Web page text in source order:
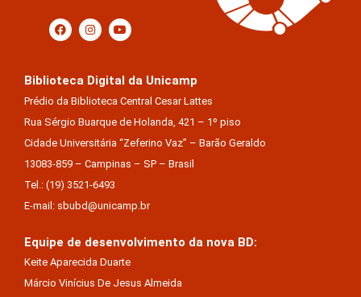
Biblioteca Digital da Unicamp
Prédio da Biblioteca Central Cesar Lattes
Rua Sérgio Buarque de Holanda, 421 – 1º piso
Cidade Universitária “Zeferino Vaz” – Barão Geraldo
13083-859 – Campinas – SP – Brasil
Tel.: (19) 3521-6493
E-mail: sbubd@unicamp.br
Equipe de desenvolvimento da nova BD:
Keite Aparecida Duarte
Márcio Vinícius De Jesus Almeida